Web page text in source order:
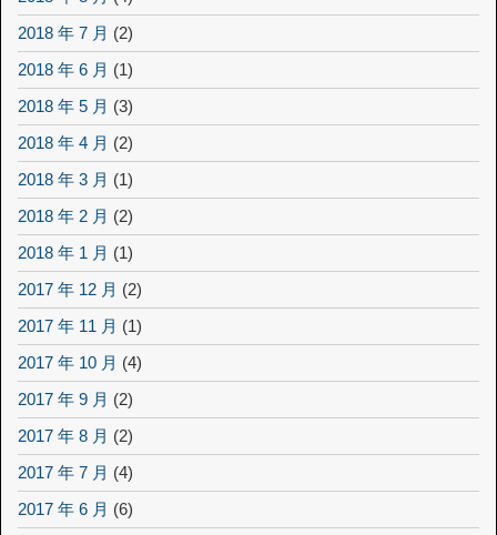
2018 年 7 月 (2)
2018 年 6 月 (1)
2018 年 5 月 (3)
2018 年 4 月 (2)
2018 年 3 月 (1)
2018 年 2 月 (2)
2018 年 1 月 (1)
2017 年 12 月 (2)
2017 年 11 月 (1)
2017 年 10 月 (4)
2017 年 9 月 (2)
2017 年 8 月 (2)
2017 年 7 月 (4)
2017 年 6 月 (6)